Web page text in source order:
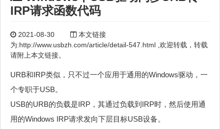
IRP请求函数代码
2021-08-30
本文链接
为:http://www.usbzh.com/article/detail-547.html ,欢迎转载，转载
请附上本文链接。
URB和IRP类似，只不过一个应用于通用的Windows驱动，一
个专职于USB。
USB的URB的负载是IRP，其通过负载到IRP时，然后使用通
用的Windows IRP请求发向下层目标USB设备。